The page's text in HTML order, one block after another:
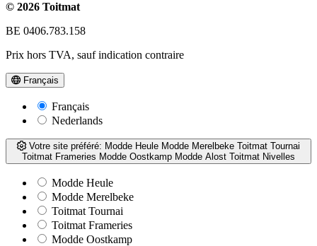
© 2026 Toitmat
BE 0406.783.158
Prix hors TVA, sauf indication contraire
Français
Français
Nederlands
Votre site préféré: Modde Heule Modde Merelbeke Toitmat Tournai
Toitmat Frameries Modde Oostkamp Modde Alost Toitmat Nivelles
Modde Heule
Modde Merelbeke
Toitmat Tournai
Toitmat Frameries
Modde Oostkamp